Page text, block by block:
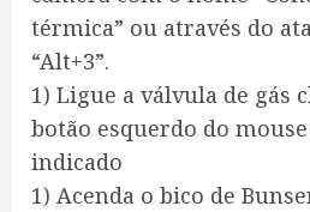
térmica” ou através do
“Alt+3”.
1) Ligue a válvula de gás
botão esquerdo do
indicado
1) Acenda o bico de